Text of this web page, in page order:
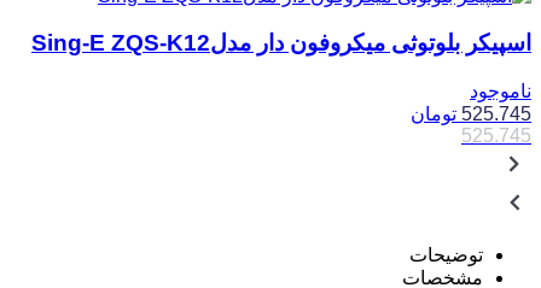
اسپیکر بلوتوثی میکروفون دار مدلSing-E ZQS-K12
ناموجود
525.745 تومان
525.745
توضیحات
مشخصات